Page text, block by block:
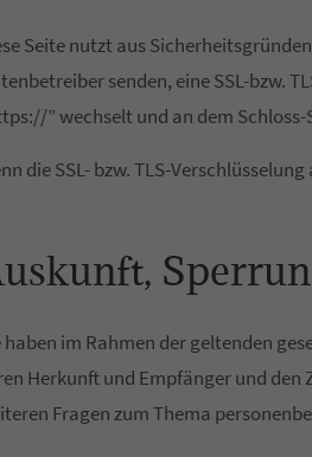
Seite nutzt aus
senden, eine SSL-bzw.
” wechselt und an dem
die SSL- bzw. TLS-
haben im Rahmen der geltenden
Herkunft und Empfänger und den
Fragen zum Thema